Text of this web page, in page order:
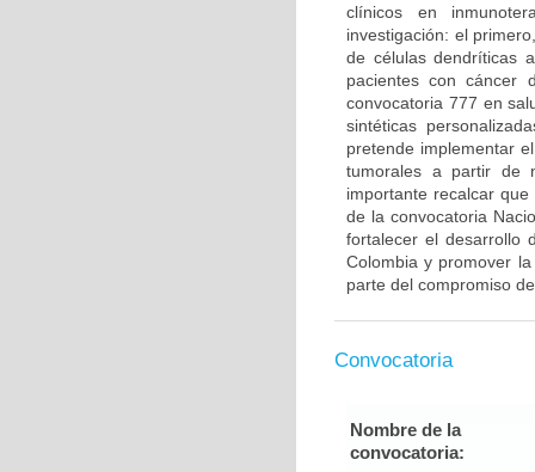
clínicos en
investigación: el
de células dendríticas
pacientes con cáncer
convocatoria 777 en
sintéticas
pretende implementar
tumorales a partir de
importante recalcar
de la convocatoria
fortalecer el desarrollo
Colombia y promover
parte del compromiso
Convocatoria
Nombre de la
convocatoria: